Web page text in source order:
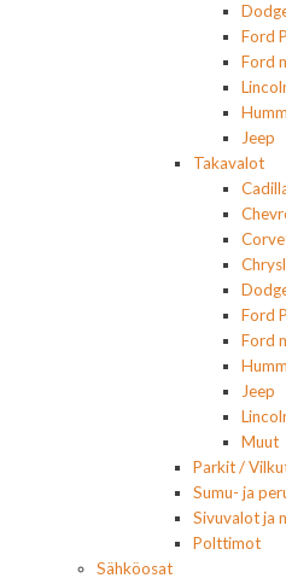
Ford
Ford
Jeep
Takavalot
Ford
Ford
Jeep
Muut
Parkit /
Sumu- ja
Sivuvalot ja
Polttimot
Sähköosat